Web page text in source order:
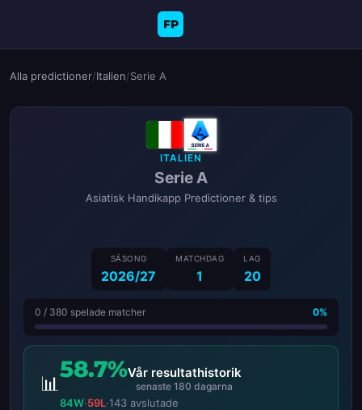
FP
Alla predictioner/Italien/Serie A
ITALIEN
Serie A
Asiatisk Handikapp Predictioner & tips
SÄSONG
2026/27
MATCHDAG
1
LAG
20
0 / 380 spelade matcher 0%
📊
58.7%Vår resultathistorik
senaste 180 dagarna
84W·59L·143 avslutade